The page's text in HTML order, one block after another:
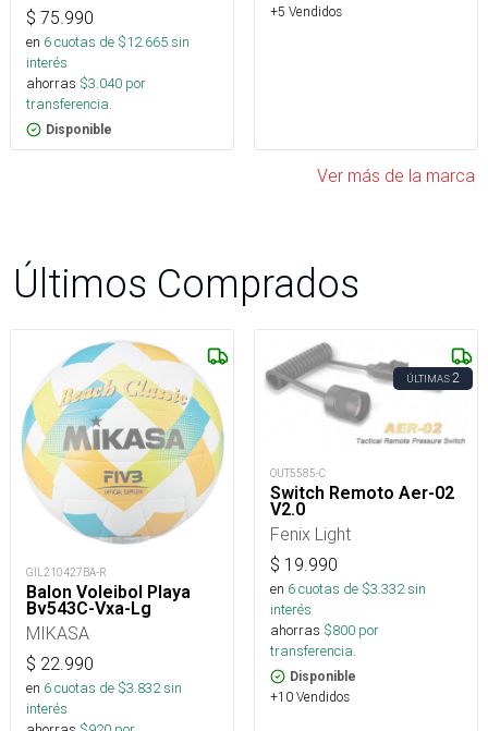
$ 75.990
en 6cuotas de $12.665sin
interés
ahorras $3.040 por
transferencia.
Disponible
+5 Vendidos
Ver más de la marca
Últimos Comprados
GIL210427BA-R
Balon Voleibol Playa
Bv543C-Vxa-Lg
MIKASA
$ 22.990
en 6cuotas de $3.832sin
interés
ÚLTIMAS2
OUT5585-C
Switch Remoto Aer-02
V2.0
Fenix Light
$ 19.990
en 6cuotas de $3.332sin
interés
ahorras $800 por
transferencia.
Disponible
+10 Vendidos